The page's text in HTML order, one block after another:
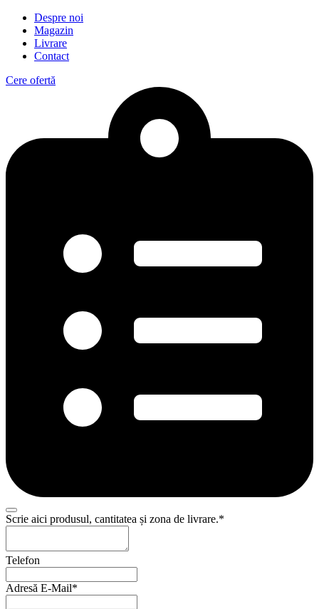
Despre noi
Magazin
Livrare
Contact
Cere ofertă
Scrie aici produsul, cantitatea și zona de livrare.*
Telefon
Adresă E-Mail*